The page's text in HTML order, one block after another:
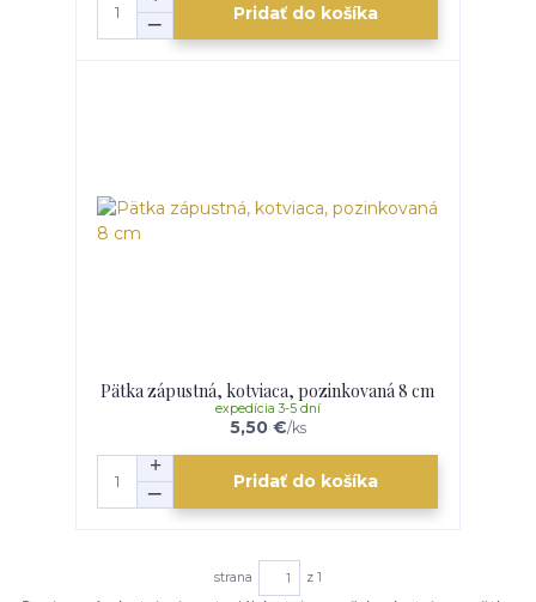
Pridať do košíka
Pätka zápustná, kotviaca, pozinkovaná 8 cm
5,50 €/ks
expedícia 3-5 dní
Pridať do košíka
strana z 1